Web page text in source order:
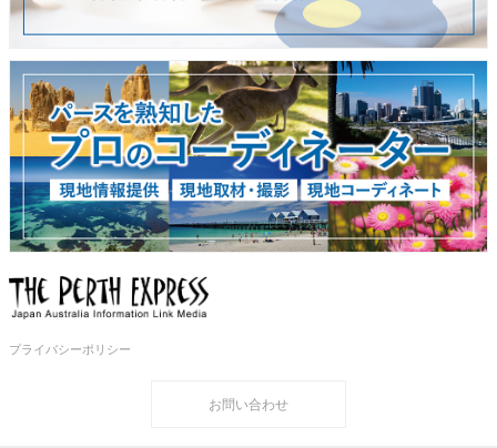
プライバシーポリシー
お問い合わせ